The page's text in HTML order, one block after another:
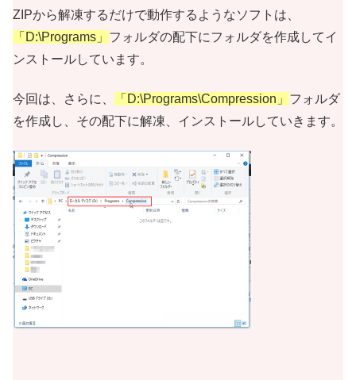
ZIPから解凍するだけで動作するようなソフトは、
「D:\Programs」 フォルダの配下にフォルダを作成してイ
ンストールしています。
今回は、さらに、 「D:\Programs\Compression」 フォルダ
を作成し、その配下に解凍、インストールしていきます。